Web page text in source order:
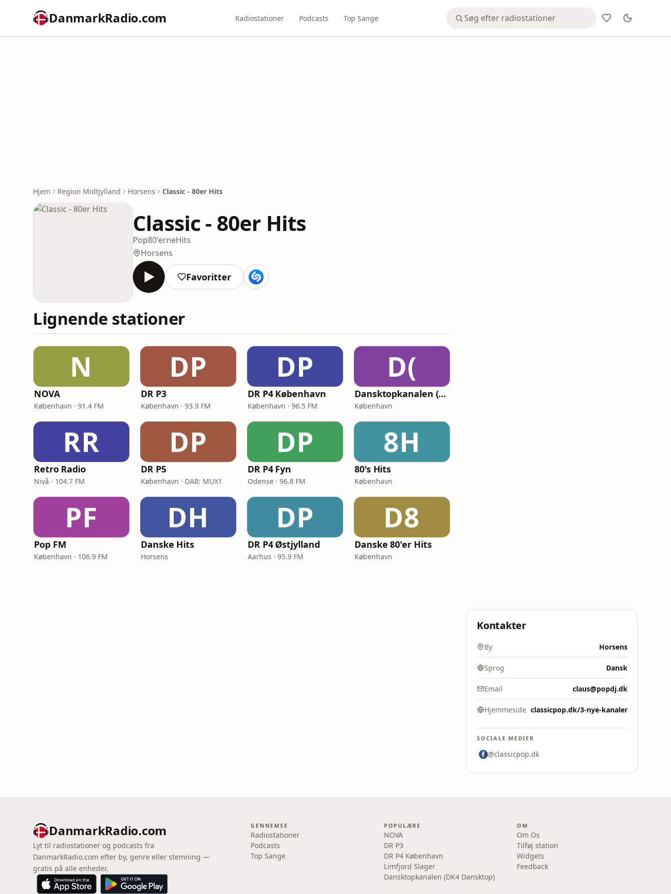
DanmarkRadio.com Radiostationer Podcasts Top Sange
Hjem Region Midtjylland Horsens Classic - 80er Hits
Classic - 80er Hits
Pop80'erneHits
Horsens
Favoritter
Lignende stationer
N
NOVA
København · 91.4 FM
DP
DR P3
København · 93.9 FM
DP
DR P4 København
København · 96.5 FM
D(
Dansktopkanalen (DK4 Dansktop)
København
RR
Retro Radio
Nivå · 104.7 FM
DP
DR P5
København · DAB: MUX1
DP
DR P4 Fyn
Odense · 96.8 FM
8H
80's Hits
København
PF
Pop FM
København · 106.9 FM
DH
Danske Hits
Horsens
DP
DR P4 Østjylland
Aarhus · 95.9 FM
D8
Danske 80'er Hits
København
Kontakter
By Horsens
Sprog Dansk
Email claus@popdj.dk
Hjemmeside classicpop.dk/3-nye-kanaler
SOCIALE MEDIER
@classicpop.dk
DanmarkRadio.com
Lyt til radiostationer og podcasts fra
DanmarkRadio.com efter by, genre eller stemning —
gratis på alle enheder.
GENNEMSE
Radiostationer
Podcasts
Top Sange
POPULÆRE
NOVA
DR P3
DR P4 København
Limfjord Slager
Dansktopkanalen (DK4 Dansktop)
OM
Om Os
Tilføj station
Widgets
Feedback